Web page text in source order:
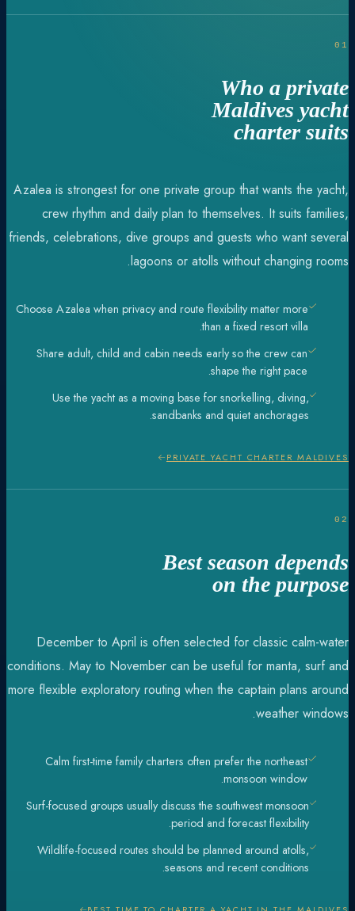
01
Who a private
Maldives yacht
charter suits
Azalea is strongest for one private group that wants the yacht,
crew rhythm and daily plan to themselves. It suits families,
friends, celebrations, dive groups and guests who want several
lagoons or atolls without changing rooms.
Choose Azalea when privacy and route flexibility matter more
than a fixed resort villa.
Share adult, child and cabin needs early so the crew can
shape the right pace.
Use the yacht as a moving base for snorkelling, diving,
sandbanks and quiet anchorages.
PRIVATE YACHT CHARTER MALDIVES
02
Best season depends
on the purpose
December to April is often selected for classic calm-water
conditions. May to November can be useful for manta, surf and
more flexible exploratory routing when the captain plans around
weather windows.
Calm first-time family charters often prefer the northeast
monsoon window.
Surf-focused groups usually discuss the southwest monsoon
period and forecast flexibility.
Wildlife-focused routes should be planned around atolls,
seasons and recent conditions.